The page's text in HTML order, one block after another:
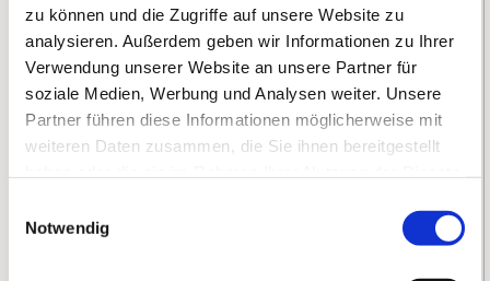
zu können und die Zugriffe auf unsere Website zu
analysieren. Außerdem geben wir Informationen zu Ihrer
Verwendung unserer Website an unsere Partner für
soziale Medien, Werbung und Analysen weiter. Unsere
Partner führen diese Informationen möglicherweise mit
weiteren Daten zusammen, die Sie ihnen bereitgestellt
Notwendig